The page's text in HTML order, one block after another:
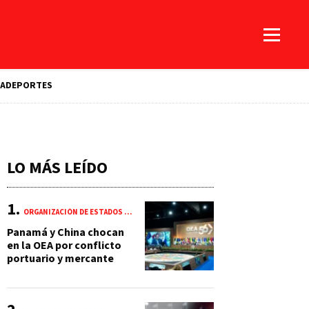
DEPORTES
LO MÁS LEÍDO
ORGANIZACIÓN DE ESTADOS AMERICANOS (OEA)
Panamá y China chocan
en la OEA por conflicto
portuario y mercante